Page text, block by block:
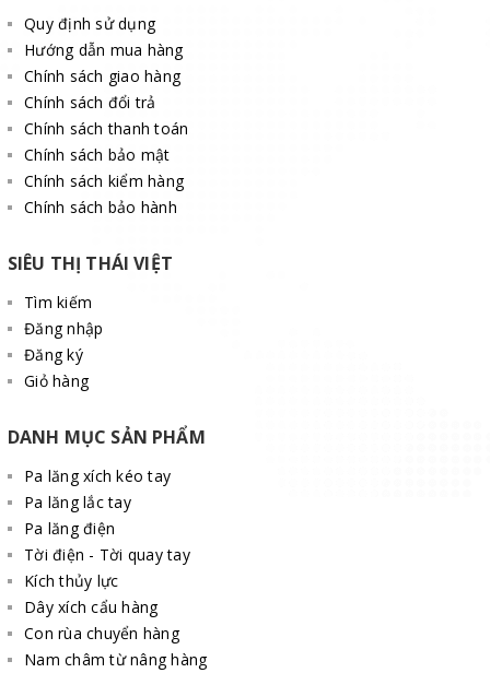
Quy định sử dụng
Hướng dẫn mua hàng
Chính sách giao hàng
Chính sách đổi trả
Chính sách thanh toán
Chính sách bảo mật
Chính sách kiểm hàng
Chính sách bảo hành
SIÊU THỊ THÁI VIỆT
Tìm kiếm
Đăng nhập
Đăng ký
Giỏ hàng
DANH MỤC SẢN PHẨM
Pa lăng xích kéo tay
Pa lăng lắc tay
Pa lăng điện
Tời điện - Tời quay tay
Kích thủy lực
Dây xích cẩu hàng
Con rùa chuyển hàng
Nam châm từ nâng hàng